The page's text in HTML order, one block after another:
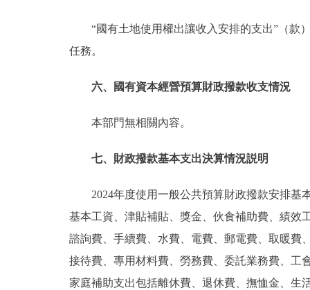
“國有土地使用權出讓收入安排的支出”（款
任務。
六、國有資本經營預算財政撥款收支情況
本部門無相關內容。
七、財政撥款基本支出決算情況説明
2024年度使用一般公共預算財政撥款安排基
基本工資、津貼補貼、獎金、伙食補助費、績效
諮詢費、手續費、水費、電費、郵電費、取暖費
接待費、專用材料費、勞務費、委託業務費、工
家庭補助支出包括離休費、退休費、撫恤金、生